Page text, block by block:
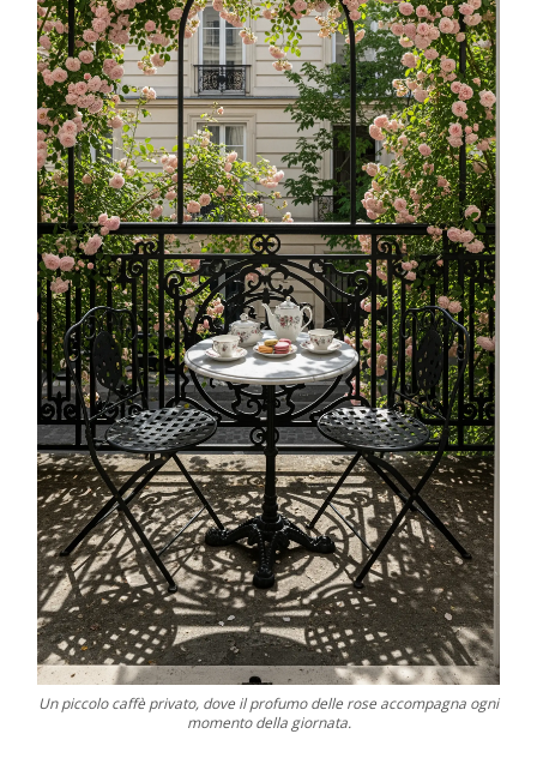
Un piccolo caffè privato, dove il profumo delle rose accompagna ogni
momento della giornata.